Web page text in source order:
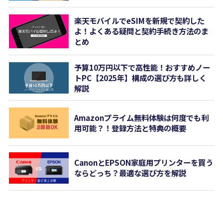
楽天モバイルでeSIMを新規で契約した
よ！よくある疑問と契約手続き方法のま
とめ
予算10万円以下で高性能！おすすめノー
トPC【2025年】構成の選び方も詳しく
解説
Amazonプライム無料体験は何度でも利
用可能？！登録方法と特典の概要
CanonとEPSON家庭用プリンターを買う
ならどっち？最適な選び方を解説